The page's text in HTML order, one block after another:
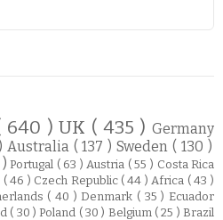
640 )UK ( 435 )Germany
Australia ( 137 )Sweden( 130 )
)Portugal ( 63 ) Austria ( 55 ) Costa Rica
( 46 ) Czech Republic ( 44 ) Africa ( 43 )
( 40 )Denmark ( 35 ) Ecuador
( 30 )Poland ( 30 ) Belgium ( 25 )Brazil